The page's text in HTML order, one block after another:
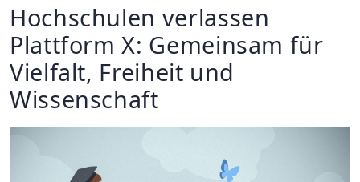
Hochschulen verlassen
Plattform X: Gemeinsam für
Vielfalt, Freiheit und
Wissenschaft